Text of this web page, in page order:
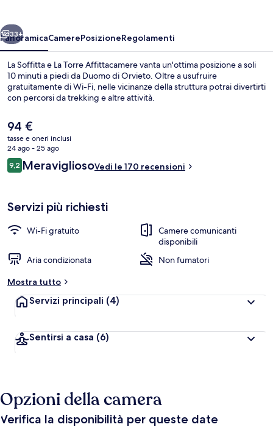
Affittacamere
Materassi Select Comfort, una
Avanti
33+
PanoramicaCamerePosizioneRegolamenti
La Soffitta e La Torre Affittacamere vanta un'ottima posizione a soli
10 minuti a piedi da Duomo di Orvieto. Oltre a usufruire
gratuitamente di Wi-Fi, nelle vicinanze della struttura potrai divertirti
con percorsi da trekking e altre attività.
Il
prezzo
attuale
è
94 €
94 €
tasse e oneri inclusi
24 ago - 25 ago
Recensioni
9,29,2 su 10
MeravigliosoVedi le 170 recensioni
Servizi più richiesti
Wi-Fi gratuito
Camere comunicanti
disponibili
Aria condizionata
Non fumatori
Mostra tutto
Servizi principali (4)
Sentirsi a casa (6)
Opzioni della camera
Verifica la disponibilità per queste date